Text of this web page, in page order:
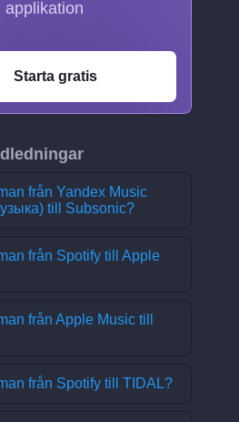
applikation
Starta gratis
från Yandex Music
till Subsonic?
från Spotify till Apple
från Apple Music till
från Spotify till TIDAL?